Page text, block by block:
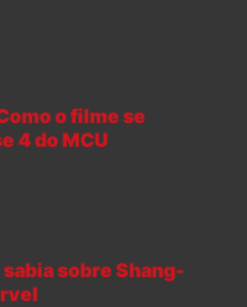
o filme se
4 do MCU
sobre Shang-